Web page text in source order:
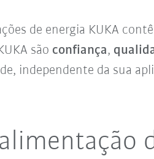
de energia KUKA
são confiança,
independente da sua